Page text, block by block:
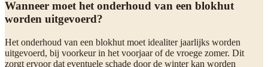
Wanneer moet het onderhoud van een blokhut
worden uitgevoerd?
Het onderhoud van een blokhut moet idealiter jaarlijks worden
uitgevoerd, bij voorkeur in het voorjaar of de vroege zomer. Dit
zorgt ervoor dat eventuele schade door de winter kan worden